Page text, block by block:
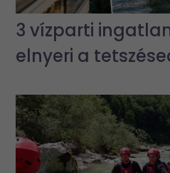
3 vízparti
elnyeri a